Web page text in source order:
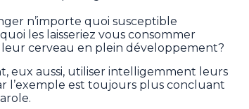
n’importe quoi susceptible
les laisseriez vous consommer
cerveau en plein développement?
eux aussi, utiliser intelligemment leurs
l’exemple est toujours plus concluant